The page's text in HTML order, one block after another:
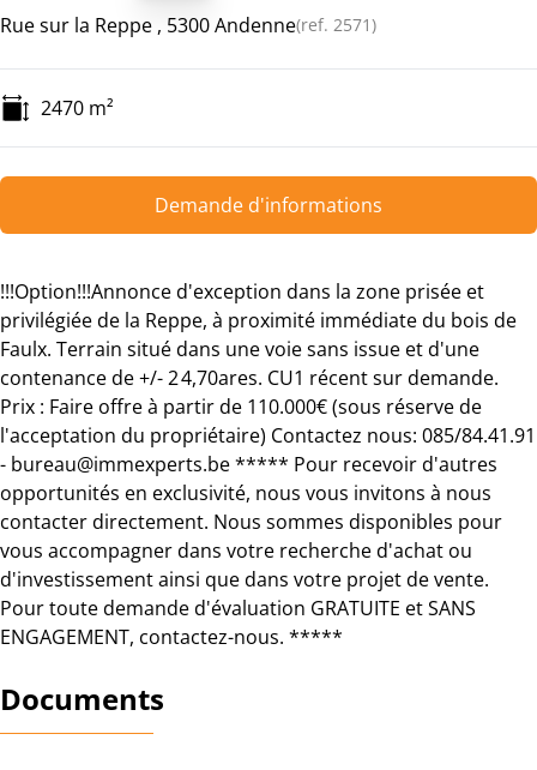
Rue sur la Reppe , 5300 Andenne(ref. 2571)
2470 m²
Demande d'informations
!!!Option!!!Annonce d'exception dans la zone prisée et
privilégiée de la Reppe, à proximité immédiate du bois de
Faulx. Terrain situé dans une voie sans issue et d'une
contenance de +/- 2 4,70ares. CU1 récent sur demande.
Prix : Faire offre à partir de 110.000€ (sous réserve de
l'acceptation du propriétaire) Contactez nous: 085/84.41.91
- bureau@immexperts.be ***** Pour recevoir d'autres
opportunités en exclusivité, nous vous invitons à nous
contacter directement. Nous sommes disponibles pour
vous accompagner dans votre recherche d'achat ou
d'investissement ainsi que dans votre projet de vente.
Pour toute demande d'évaluation GRATUITE et SANS
ENGAGEMENT, contactez-nous. *****
Documents